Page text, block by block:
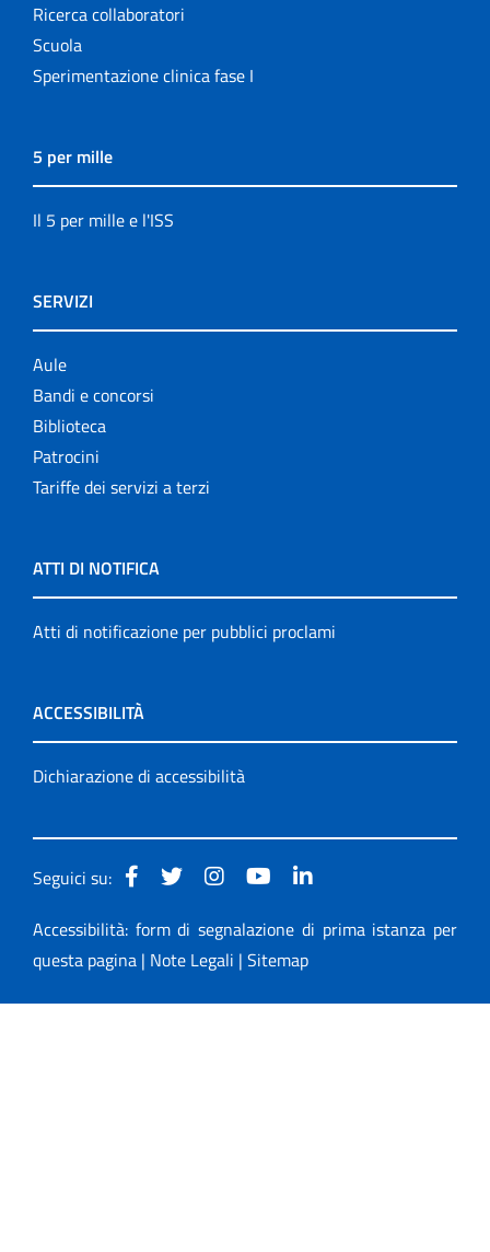
Ricerca collaboratori
Scuola
Sperimentazione clinica fase I
5 per mille
Il 5 per mille e l'ISS
SERVIZI
Aule
Bandi e concorsi
Biblioteca
Patrocini
Tariffe dei servizi a terzi
ATTI DI NOTIFICA
Atti di notificazione per pubblici proclami
ACCESSIBILITÀ
Dichiarazione di accessibilità
Seguici su:
Accessibilità: form di segnalazione di prima istanza per
questa pagina | Note Legali | Sitemap